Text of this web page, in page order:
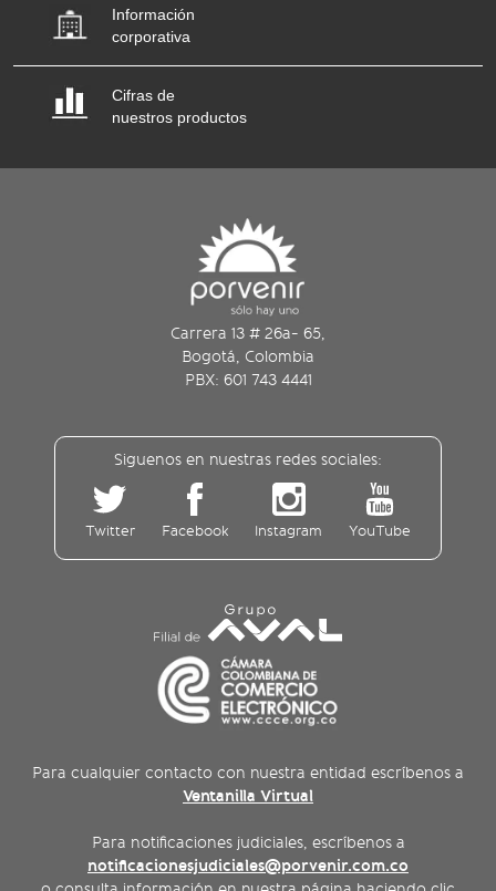
Información
corporativa
Cifras de
nuestros productos
Carrera 13 # 26a- 65,
Bogotá, Colombia
PBX: 601 743 4441
Siguenos en nuestras redes sociales:
Twitter Facebook Instagram YouTube
Para cualquier contacto con nuestra entidad escríbenos a
Ventanilla Virtual
Para notificaciones judiciales, escríbenos a
notificacionesjudiciales@porvenir.com.co